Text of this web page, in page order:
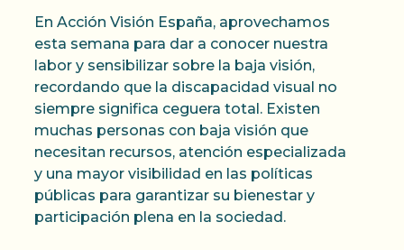
En Acción Visión España, aprovechamos
esta semana para dar a conocer nuestra
labor y sensibilizar sobre la baja visión,
recordando que la discapacidad visual no
siempre significa ceguera total. Existen
muchas personas con baja visión que
necesitan recursos, atención especializada
y una mayor visibilidad en las políticas
públicas para garantizar su bienestar y
participación plena en la sociedad.